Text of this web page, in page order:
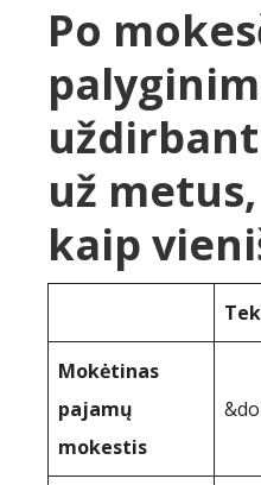
Po
uždirbant
už
kaip
Mokėtinas
pajamų
mokestis